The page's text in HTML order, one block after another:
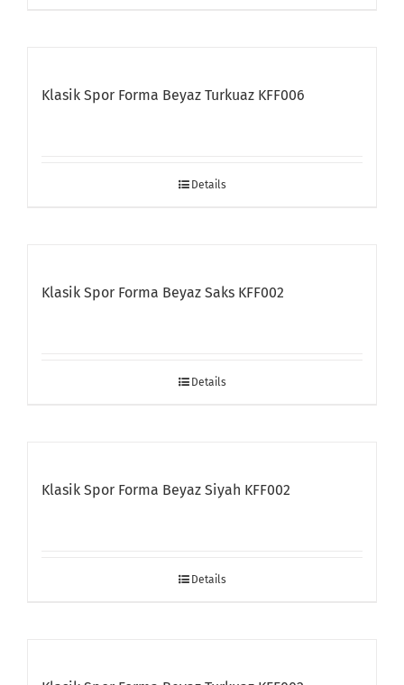
Klasik Spor Forma Beyaz Turkuaz KFF006
Details
Klasik Spor Forma Beyaz Saks KFF002
Details
Klasik Spor Forma Beyaz Siyah KFF002
Details